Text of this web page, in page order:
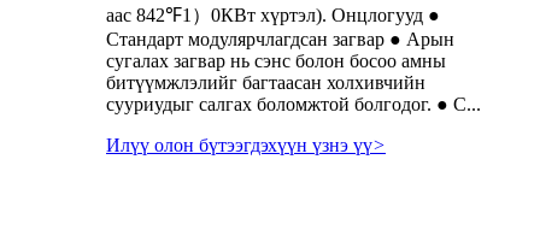
аас 842℉1）0КВт хүртэл). Онцлогууд ●
Стандарт модулярчлагдсан загвар ● Арын
сугалах загвар нь сэнс болон босоо амны
битүүмжлэлийг багтаасан холхивчийн
сууриудыг салгах боломжтой болгодог. ● С...
Илүү олон бүтээгдэхүүн үзнэ үү>